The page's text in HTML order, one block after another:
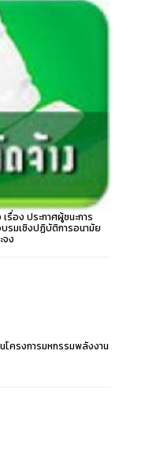
รื่อง ประกาศผู้ชนะการ
บรมเชิงปฏิบัติการอนามัย
จง
โครงการมหกรรมพลังงาน